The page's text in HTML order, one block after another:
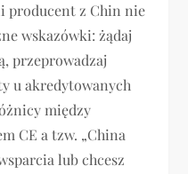
producent z Chin nie
wskazówki: żądaj
przeprowadzaj
u akredytowanych
między
CE a tzw. „China
lub chcesz